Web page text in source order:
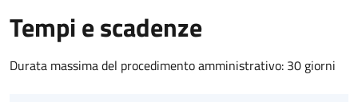
Tempi e scadenze
Durata massima del procedimento amministrativo: 30 giorni